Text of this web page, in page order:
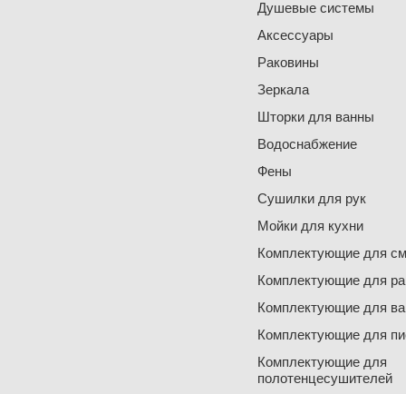
Душевые системы
Аксессуары
Раковины
Зеркала
Шторки для ванны
Водоснабжение
Фены
Сушилки для рук
Мойки для кухни
Комплектующие для
Комплектующие для
Комплектующие для
Комплектующие для
Комплектующие для
полотенцесушителей